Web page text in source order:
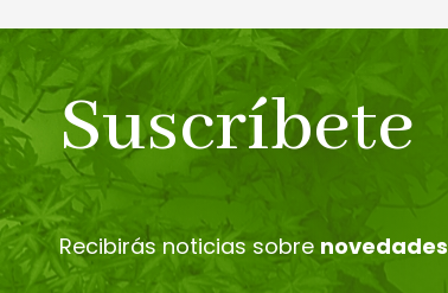
Suscríbete
Recibirás noticias sobre novedades